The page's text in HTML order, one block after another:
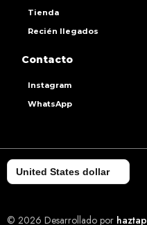
Tienda
Recién llegados
Instagram
WhatsApp
Contacto
United States dollar
© 2026 Desarrollado por haztap